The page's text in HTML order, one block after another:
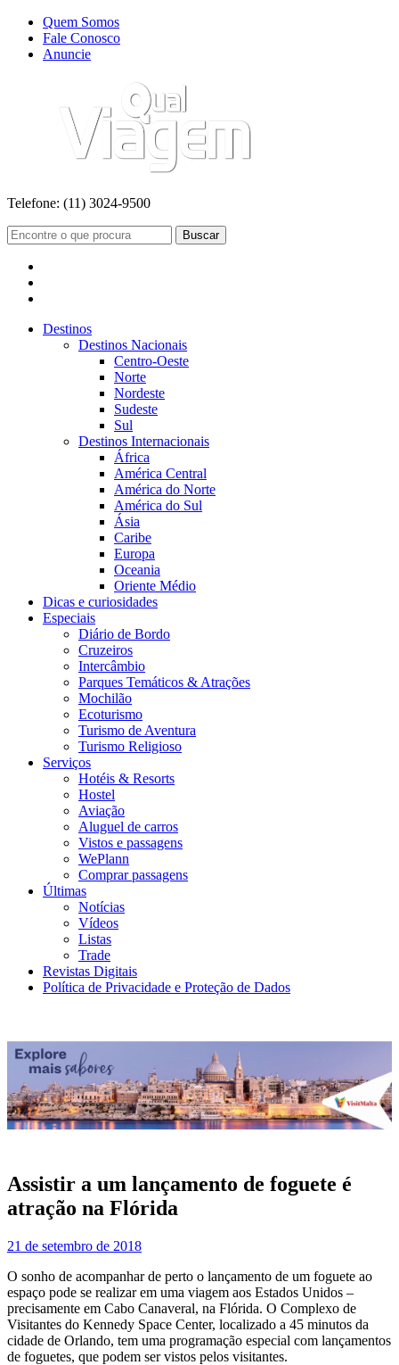
Quem Somos
Fale Conosco
Anuncie
Telefone: (11) 3024-9500
Buscar
Destinos
Destinos Nacionais
Centro-Oeste
Norte
Nordeste
Sudeste
Sul
Destinos Internacionais
África
América Central
América do Norte
América do Sul
Ásia
Caribe
Europa
Oceania
Oriente Médio
Dicas e curiosidades
Especiais
Diário de Bordo
Cruzeiros
Intercâmbio
Parques Temáticos & Atrações
Mochilão
Ecoturismo
Turismo de Aventura
Turismo Religioso
Serviços
Hotéis & Resorts
Hostel
Aviação
Aluguel de carros
Vistos e passagens
WePlann
Comprar passagens
Últimas
Notícias
Vídeos
Listas
Trade
Revistas Digitais
Política de Privacidade e Proteção de Dados
Assistir a um lançamento de foguete é
atração na Flórida
21 de setembro de 2018
O sonho de acompanhar de perto o lançamento de um foguete ao
espaço pode se realizar em uma viagem aos Estados Unidos –
precisamente em Cabo Canaveral, na Flórida. O Complexo de
Visitantes do Kennedy Space Center, localizado a 45 minutos da
cidade de Orlando, tem uma programação especial com lançamentos
de foguetes, que podem ser vistos pelos visitantes.